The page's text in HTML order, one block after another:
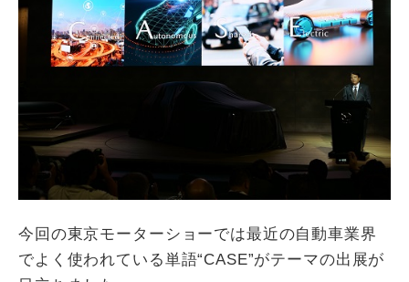
今回の東京モーターショーでは最近の自動車業界
でよく使われている単語“CASE”がテーマの出展が